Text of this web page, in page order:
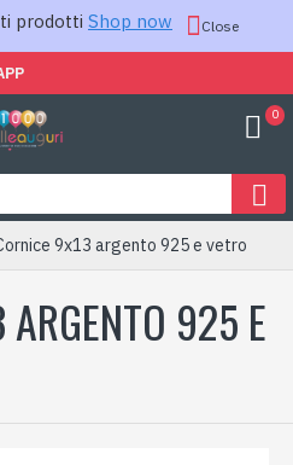
prodotti Shop now Close
0
9x13 argento 925 e vetro
925 E